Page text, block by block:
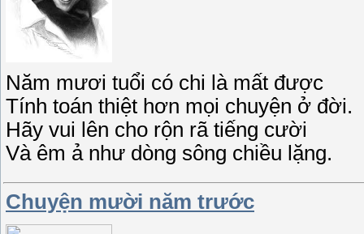
Năm mươi tuổi có chi là mất được
Tính toán thiệt hơn mọi chuyện ở đời.
Hãy vui lên cho rộn rã tiếng cười
Và êm ả như dòng sông chiều lặng.
Chuyện mười năm trước